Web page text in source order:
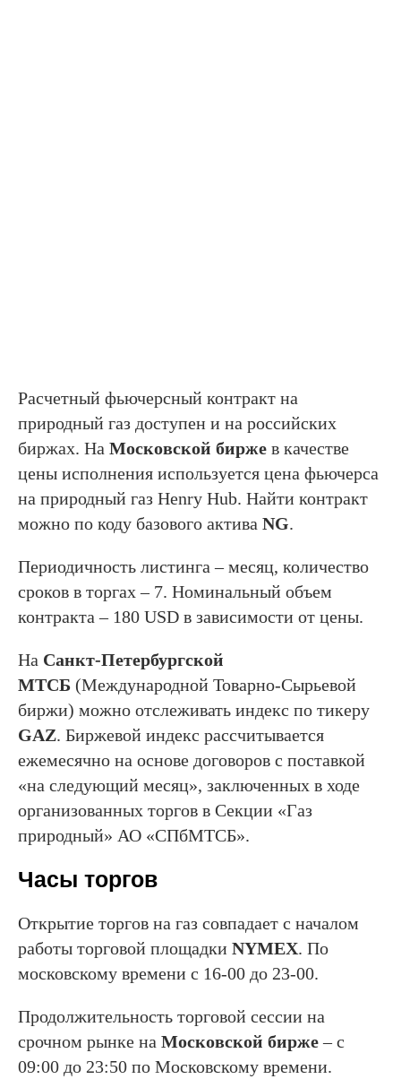
Расчетный фьючерсный контракт на
природный газ доступен и на российских
биржах. На Московской бирже в качестве
цены исполнения используется цена фьючерса
на природный газ Henry Hub. Найти контракт
можно по коду базового актива NG.
Периодичность листинга – месяц, количество
сроков в торгах – 7. Номинальный объем
контракта – 180 USD в зависимости от цены.
На Санкт-Петербургской
МТСБ (Международной Товарно-Сырьевой
биржи) можно отслеживать индекс по тикеру
GAZ. Биржевой индекс рассчитывается
ежемесячно на основе договоров с поставкой
«на следующий месяц», заключенных в ходе
организованных торгов в Секции «Газ
природный» АО «СПбМТСБ».
Часы торгов
Открытие торгов на газ совпадает с началом
работы торговой площадки NYMEX. По
московскому времени с 16-00 до 23-00.
Продолжительность торговой сессии на
срочном рынке на Московской бирже– с
09:00 до 23:50 по Московскому времени.